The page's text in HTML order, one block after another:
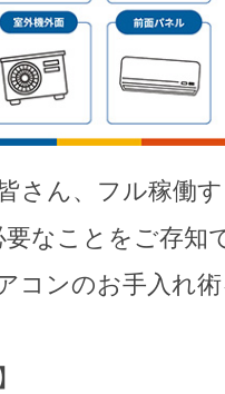
さん、フル稼働
なことをご存知
コンのお手入れ